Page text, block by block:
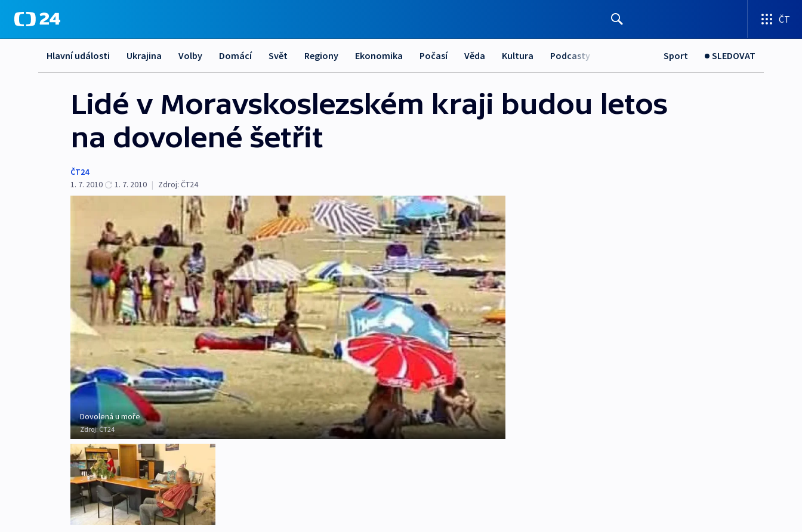
ČT
Hlavní události Ukrajina Volby Domácí Svět Regiony Ekonomika Počasí Věda Kultura Podcasty Sport SLEDOVAT
Lidé v Moravskoslezském kraji budou letos
na dovolené šetřit
ČT24
1. 7. 2010
1. 7. 2010 | Zdroj: ČT24
Dovolená u moře
Zdroj:ČT24